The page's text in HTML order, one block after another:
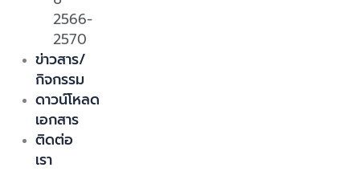
2566-
2570
ข่าวสาร/
กิจกรรม
ดาวน์โหลด
เอกสาร
ติดต่อ
เรา